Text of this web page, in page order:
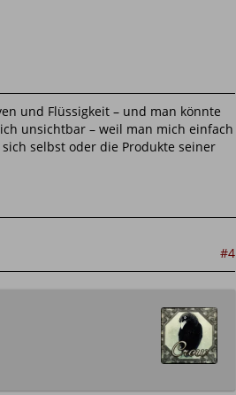
und Flüssigkeit – und man könnte
unsichtbar – weil man mich einfach
selbst oder die Produkte seiner
#4